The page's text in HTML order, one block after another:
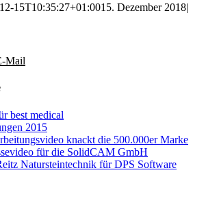
15T10:35:27+01:0015. Dezember 2018|
Mail
best medical
2015
knackt die 500.000er Marke
für die SolidCAM GmbH
Natursteintechnik für DPS Software